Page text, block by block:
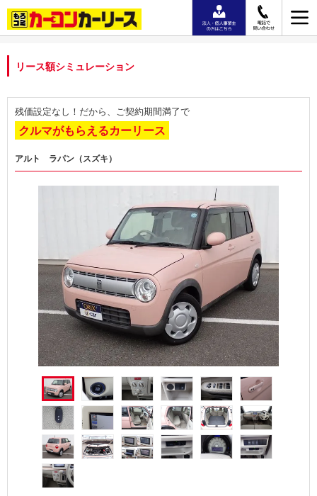
リース額シミュレーション
残価設定なし！だから、ご契約期間満了で
クルマがもらえるカーリース
アルト ラパン（スズキ）